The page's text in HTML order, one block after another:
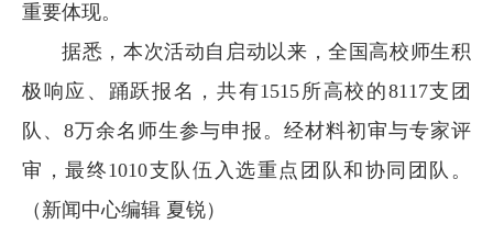
重要体现。
据悉，本次活动自启动以来，全国高校师生积
极响应、踊跃报名，共有1515所高校的8117支团
队、8万余名师生参与申报。经材料初审与专家评
审，最终1010支队伍入选重点团队和协同团队。
（新闻中心编辑 夏锐）